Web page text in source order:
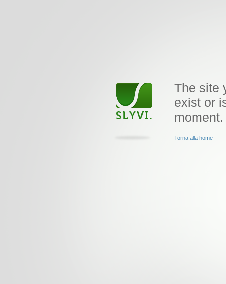
The site
exist or
moment.
Torna alla home